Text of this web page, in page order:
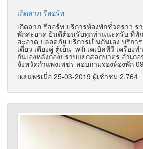
เกิดลาภ รีสอร์ท
เกิดลาภ รีสอร์ท บริการห้องพักชั่วคราว ร
พักสะอาด ยินดีต้อนรับทุกท่านนะครับ ที่พัก
สะอาด ปลอดภัย บริการเป็นกันเอง บริการ
เดี่ยว เตียงคู่ ตู้เย็น wifi เคเบิลทีวี เครื่องท
กันเองหลังกองปราบแยกสลกบาตร อำเ
จังหวัดกำแพงเพชร สอบถามจองห้องพัก
เผยแพร่เมื่อ 25-03-2019 ผู้เช้าชม 2,764